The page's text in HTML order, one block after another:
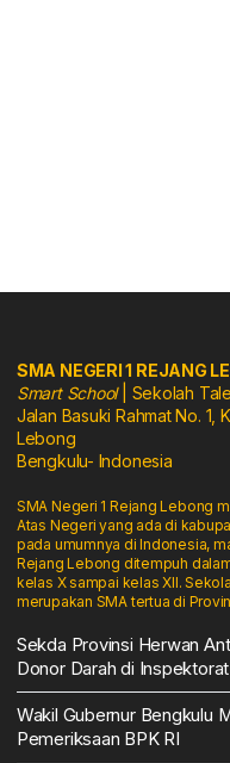
SMA NEGERI 1 REJANG
Smart School| Sekolah
Jalan Basuki Rahmat No. 1,
Lebong
Bengkulu- Indonesia
SMA Negeri 1 Rejang Lebong
Atas Negeri yang ada di
pada umumnya di Indonesia,
Rejang Lebong ditempuh
kelas X sampai kelas XII.
merupakan SMA tertua di
Sekda Provinsi Herwan
Donor Darah di
Wakil Gubernur Bengkulu
Pemeriksaan BPK RI